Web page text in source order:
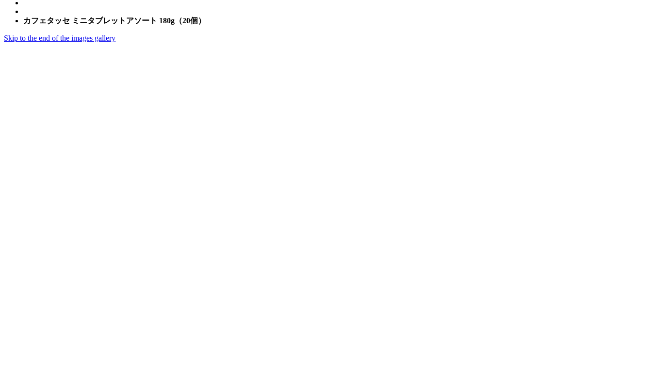
カフェタッセ ミニタブレットアソート 180g（20個）
Skip to the end of the images gallery